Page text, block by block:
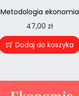
Metodologia ekonomia
47,00 zł
Dodaj do koszyka